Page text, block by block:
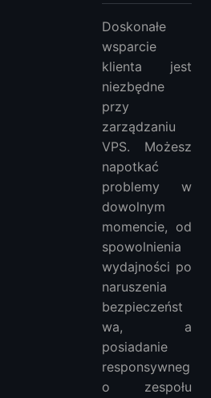
Doskonałe
wsparcie
klienta jest
niezbędne
przy
zarządzaniu
VPS. Możesz
napotkać
problemy w
dowolnym
momencie, od
spowolnienia
wydajności po
naruszenia
bezpieczeńst
wa, a
posiadanie
responsywneg
o zespołu